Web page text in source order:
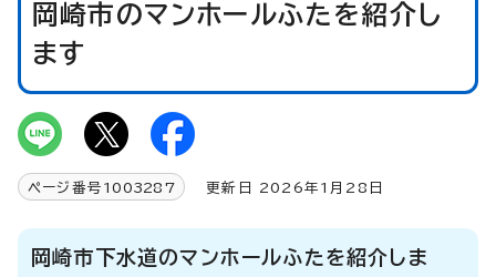
岡崎市のマンホールふたを紹介し
ます
ページ番号 1003287 更新日 2026年1月28日
岡崎市下水道のマンホールふたを紹介しま